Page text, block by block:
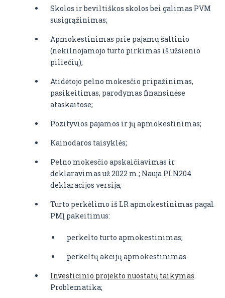
Skolos ir beviltiškos skolos bei galimas PVM
susigrąžinimas;
Apmokestinimas prie pajamų šaltinio
(nekilnojamojo turto pirkimas iš užsienio
piliečių);
Atidėtojo pelno mokesčio pripažinimas,
pasikeitimas, parodymas finansinėse
ataskaitose;
Pozityvios pajamos ir jų apmokestinimas;
Kainodaros taisyklės;
Pelno mokesčio apskaičiavimas ir
deklaravimas už 2022 m.; Nauja PLN204
deklaracijos versija;
Turto perkėlimo iš LR apmokestinimas pagal
PMĮ pakeitimus:
perkelto turto apmokestinimas;
perkeltų akcijų apmokestinimas.
Investicinio projekto nuostatų taikymas.
Problematika;